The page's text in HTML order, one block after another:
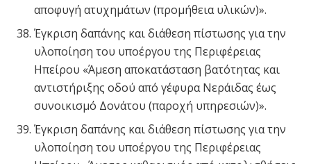
αποφυγή ατυχημάτων (προμήθεια υλικών)».
Έγκριση δαπάνης και διάθεση πίστωσης για την
υλοποίηση του υποέργου της Περιφέρειας
Ηπείρου «Άμεση αποκατάσταση βατότητας και
αντιστήριξης οδού από γέφυρα Νεράιδας έως
συνοικισμό Δονάτου (παροχή υπηρεσιών)».
Έγκριση δαπάνης και διάθεση πίστωσης για την
υλοποίηση του υποέργου της Περιφέρειας